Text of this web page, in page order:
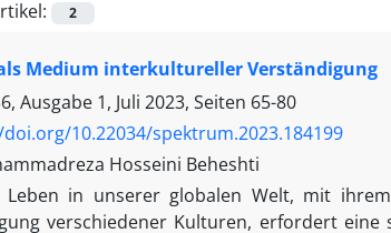
2
Medium interkultureller Verständigung
Ausgabe 1, Juli 2023, Seiten 65-80
10.22034/spektrum.2023.184199
Hosseini Beheshti
Leben in unserer globalen Welt, mit
verschiedener Kulturen, erfordert